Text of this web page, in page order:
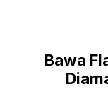
Bawa